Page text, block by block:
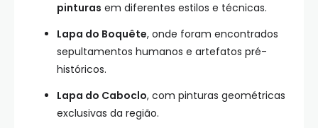
pinturas em diferentes estilos e técnicas.
Lapa do Boquête, onde foram encontrados
sepultamentos humanos e artefatos pré-
históricos.
Lapa do Caboclo, com pinturas geométricas
exclusivas da região.